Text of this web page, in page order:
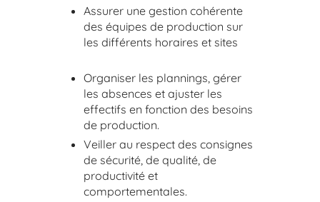
Assurer une gestion cohérente
des équipes de production sur
les différents horaires et sites
Organiser les plannings, gérer
les absences et ajuster les
effectifs en fonction des besoins
de production.
Veiller au respect des consignes
de sécurité, de qualité, de
productivité et
comportementales.